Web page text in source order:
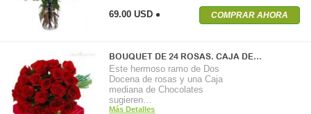
69.00 USD COMPRAR AHORA
BOUQUET DE 24 ROSAS. CAJA DE…
Este hermoso ramo de Dos
Docena de rosas y una Caja
mediana de Chocolates
sugieren…
Más Detalles